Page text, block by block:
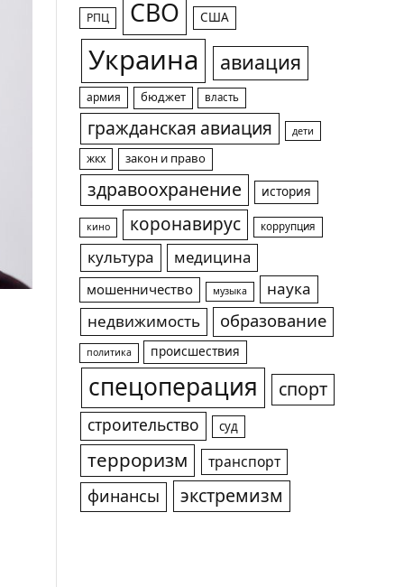
РПЦ СВО США
Украина авиация
армия бюджет власть
гражданская авиация дети
жкх закон и право
здравоохранение история
кино коронавирус коррупция
культура медицина
мошенничество музыка
наука
недвижимость
образование
политика происшествия
спецоперация спорт
строительство суд
терроризм транспорт
финансы экстремизм